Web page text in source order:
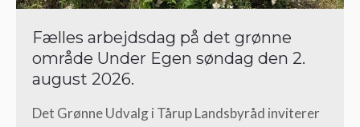
Fælles arbejdsdag på det grønne
område Under Egen søndag den 2.
august 2026.
Det Grønne Udvalg i Tårup Landsbyråd inviterer